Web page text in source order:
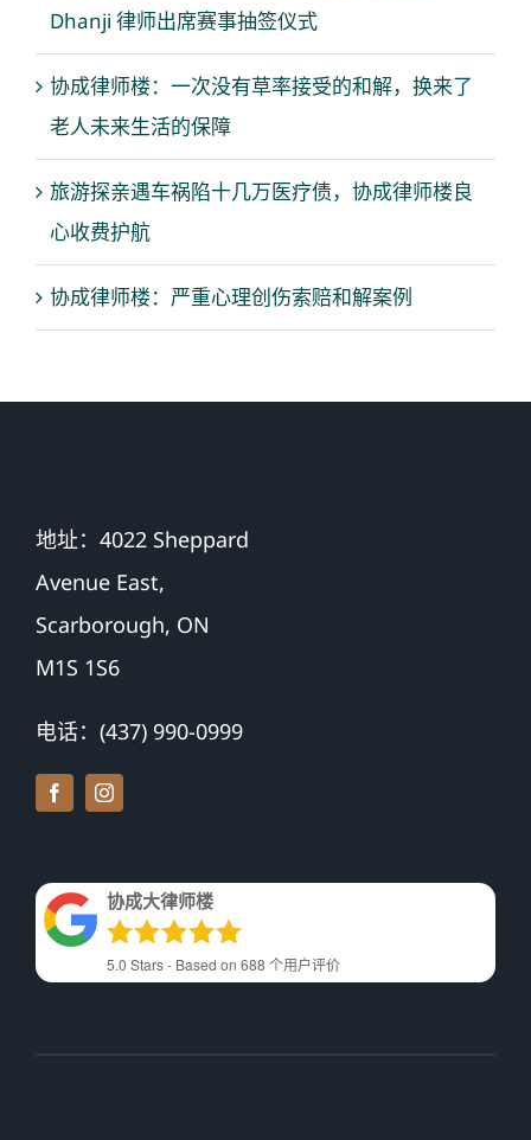
Dhanji 律师出席赛事抽签仪式
协成律师楼：一次没有草率接受的和解，换来了
老人未来生活的保障
旅游探亲遇车祸陷十几万医疗债，协成律师楼良
心收费护航
协成律师楼：严重心理创伤索赔和解案例
地址：4022 Sheppard
Avenue East,
Scarborough, ON
M1S 1S6
电话：(437) 990-0999
协成大律师楼
5.0 Stars - Based on 688 个用户评价